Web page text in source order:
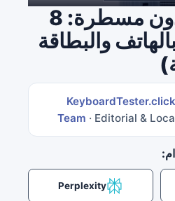
كيف تقيس بدون مسطرة: 8
والبطاقة
Team · Editorial &
Perplexity